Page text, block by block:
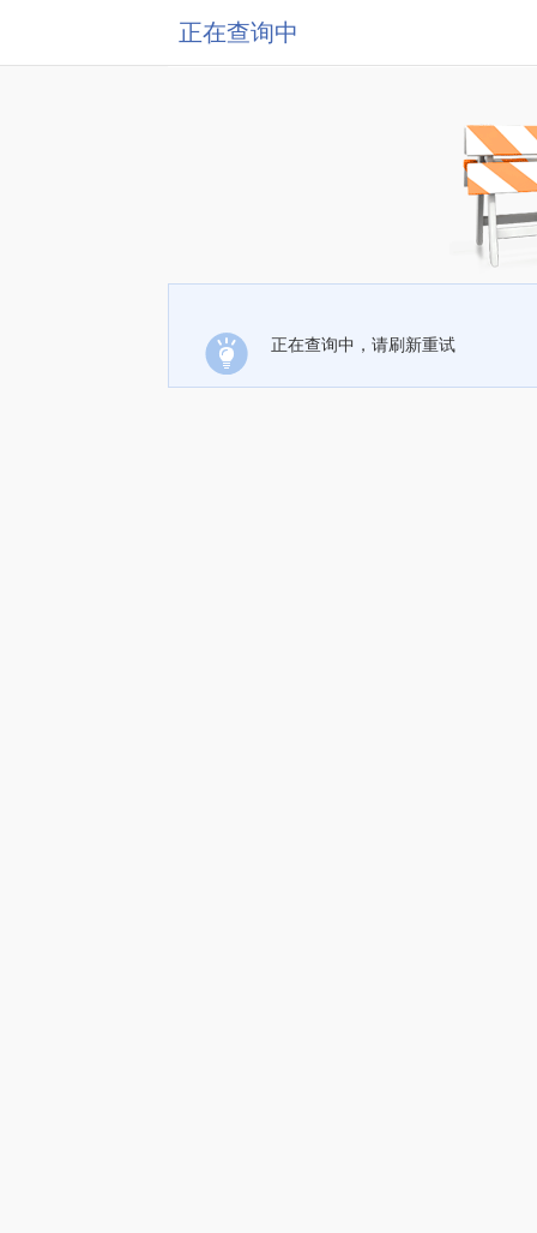
正在查询中
正在查询中，请刷新重试